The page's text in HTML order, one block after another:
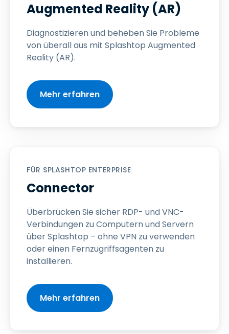
Augmented Reality (AR)
Diagnostizieren und beheben Sie Probleme
von überall aus mit Splashtop Augmented
Reality (AR).
Mehr erfahren
FÜR SPLASHTOP ENTERPRISE
Connector
Überbrücken Sie sicher RDP- und VNC-
Verbindungen zu Computern und Servern
über Splashtop – ohne VPN zu verwenden
oder einen Fernzugriffsagenten zu
installieren.
Mehr erfahren